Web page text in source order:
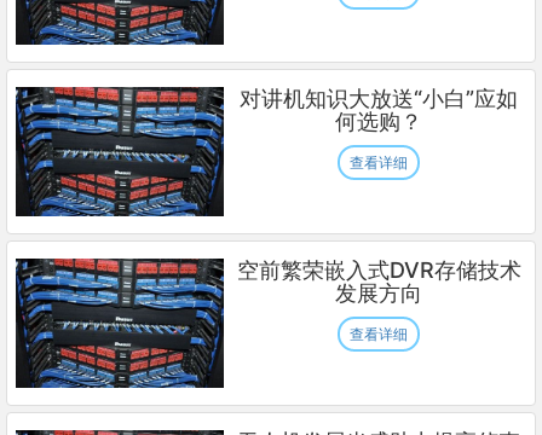
对讲机知识大放送“小白”应如
何选购？
查看详细
空前繁荣嵌入式DVR存储技术
发展方向
查看详细